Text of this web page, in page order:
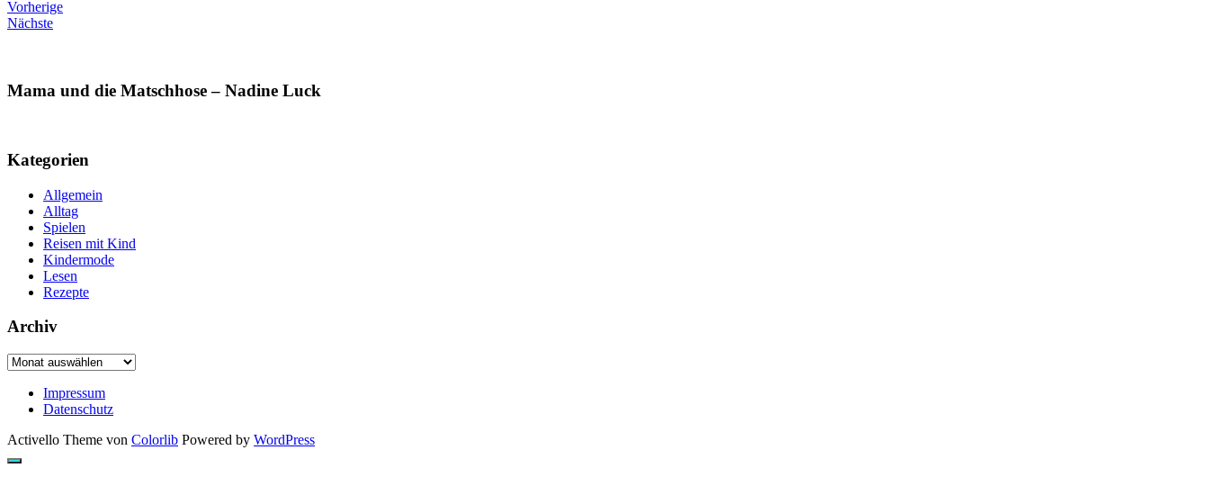
Vorherige
Nächste
Mama und die Matschhose – Nadine Luck
Kategorien
Allgemein
Alltag
Spielen
Reisen mit Kind
Kindermode
Lesen
Rezepte
Archiv
Archiv
Impressum
Datenschutz
Activello Theme von Colorlib Powered by WordPress